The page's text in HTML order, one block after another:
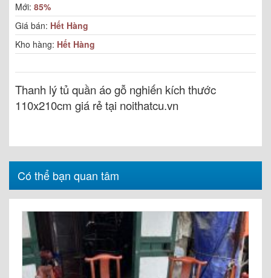
Mới: 85%
Giá bán: Hết Hàng
Kho hàng: Hết Hàng
Thanh lý tủ quần áo gỗ nghiến kích thước
110x210cm giá rẻ tại noithatcu.vn
Có thể bạn quan tâm